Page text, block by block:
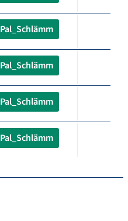
Pal_Schlämm
Pal_Schlämm
Pal_Schlämm
Pal_Schlämm